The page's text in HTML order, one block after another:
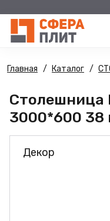
Главная Каталог
Столешница
3000*600 38
Декор